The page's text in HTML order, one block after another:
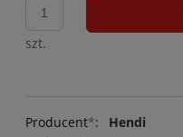
szt.
Producent*:
Hendi